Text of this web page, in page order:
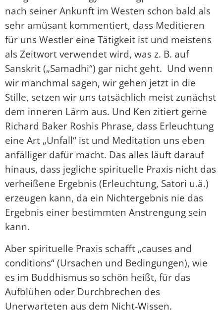
nach seiner Ankunft im Westen schon bald als
sehr amüsant kommentiert, dass Meditieren
für uns Westler eine Tätigkeit ist und meistens
als Zeitwort verwendet wird, was z. B. auf
Sanskrit („Samadhi“) gar nicht geht. Und wenn
wir manchmal sagen, wir gehen jetzt in die
Stille, setzen wir uns tatsächlich meist zunächst
dem inneren Lärm aus. Und Ken zitiert gerne
Richard Baker Roshis Phrase, dass Erleuchtung
eine Art „Unfall“ ist und Meditation uns eben
anfälliger dafür macht. Das alles läuft darauf
hinaus, dass jegliche spirituelle Praxis nicht das
verheißene Ergebnis (Erleuchtung, Satori u.ä.)
erzeugen kann, da ein Nichtergebnis nie das
Ergebnis einer bestimmten Anstrengung sein
kann.
Aber spirituelle Praxis schafft „causes and
conditions“ (Ursachen und Bedingungen), wie
es im Buddhismus so schön heißt, für das
Aufblühen oder Durchbrechen des
Unerwarteten aus dem Nicht-Wissen.